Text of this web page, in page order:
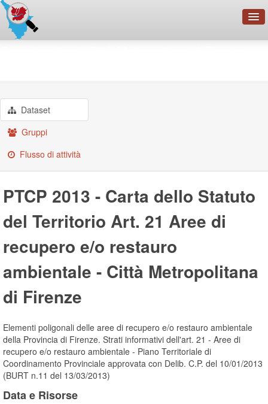
Dataset
Gruppi
Flusso di attività
PTCP 2013 - Carta dello Statuto
del Territorio Art. 21 Aree di
recupero e/o restauro
ambientale - Città Metropolitana
di Firenze
Elementi poligonali delle aree di recupero e/o restauro ambientale
della Provincia di Firenze. Strati informativi dell'art. 21 - Aree di
recupero e/o restauro ambientale - Piano Territoriale di
Coordinamento Provinciale approvata con Delib. C.P. del 10/01/2013
(BURT n.11 del 13/03/2013)
Data e Risorse